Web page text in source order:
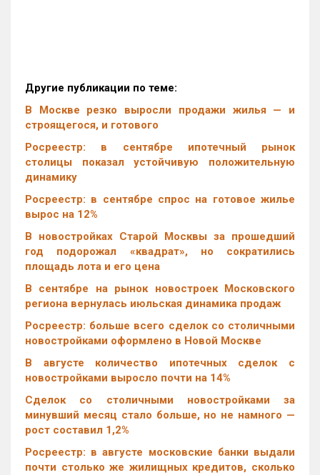
Другие публикации по теме:
В Москве резко выросли продажи жилья — и
строящегося, и готового
Росреестр: в сентябре ипотечный рынок
столицы показал устойчивую положительную
динамику
Росреестр: в сентябре спрос на готовое жилье
вырос на 12%
В новостройках Старой Москвы за прошедший
год подорожал «квадрат», но сократились
площадь лота и его цена
В сентябре на рынок новостроек Московского
региона вернулась июльская динамика продаж
Росреестр: больше всего сделок со столичными
новостройками оформлено в Новой Москве
В августе количество ипотечных сделок с
новостройками выросло почти на 14%
Cделок со столичными новостройками за
минувший месяц стало больше, но не намного —
рост составил 1,2%
Росреестр: в августе московские банки выдали
почти столько же жилищных кредитов, сколько